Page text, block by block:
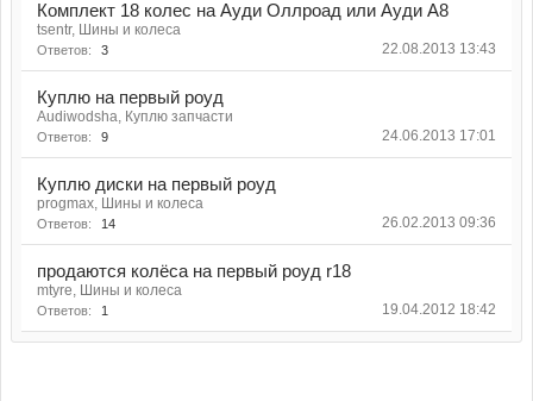
Комплект 18 колес на Ауди Оллроад или Ауди А8
tsentr, Шины и колеса
Ответов: 3 22.08.2013 13:43
Куплю на первый роуд
Audiwodsha, Куплю запчасти
Ответов: 9 24.06.2013 17:01
Куплю диски на первый роуд
progmax, Шины и колеса
Ответов: 14 26.02.2013 09:36
продаются колёса на первый роуд r18
mtyre, Шины и колеса
Ответов: 1 19.04.2012 18:42